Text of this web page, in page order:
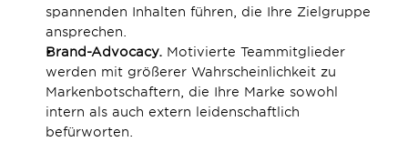
spannenden Inhalten führen, die Ihre Zielgruppe
ansprechen.
Brand-Advocacy. Motivierte Teammitglieder
werden mit größerer Wahrscheinlichkeit zu
Markenbotschaftern, die Ihre Marke sowohl
intern als auch extern leidenschaftlich
befürworten.